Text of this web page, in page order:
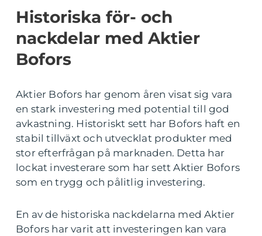
Historiska för- och
nackdelar med Aktier
Bofors
Aktier Bofors har genom åren visat sig vara
en stark investering med potential till god
avkastning. Historiskt sett har Bofors haft en
stabil tillväxt och utvecklat produkter med
stor efterfrågan på marknaden. Detta har
lockat investerare som har sett Aktier Bofors
som en trygg och pålitlig investering.
En av de historiska nackdelarna med Aktier
Bofors har varit att investeringen kan vara